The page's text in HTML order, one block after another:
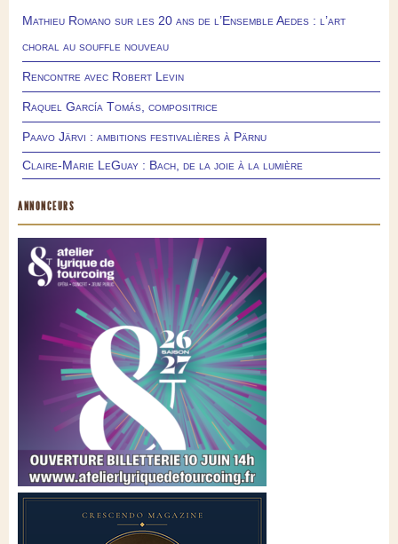
Mathieu Romano sur les 20 ans de l’Ensemble Aedes : l’art
choral au souffle nouveau
Rencontre avec Robert Levin
Raquel García Tomás, compositrice
Paavo Järvi : ambitions festivalières à Pärnu
Claire-Marie LeGuay : Bach, de la joie à la lumière
ANNONCEURS